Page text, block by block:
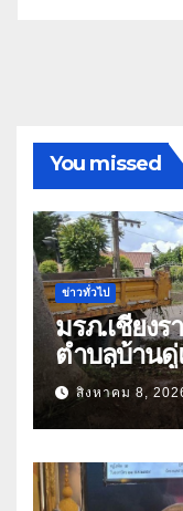
You missed
ข่าวทั่วไป
มรภ.เชียงร
ตำบลบ้านดู่
ลอกสิ่งกีดข
ปัญหาน้ำท่
สิงหาคม 8,